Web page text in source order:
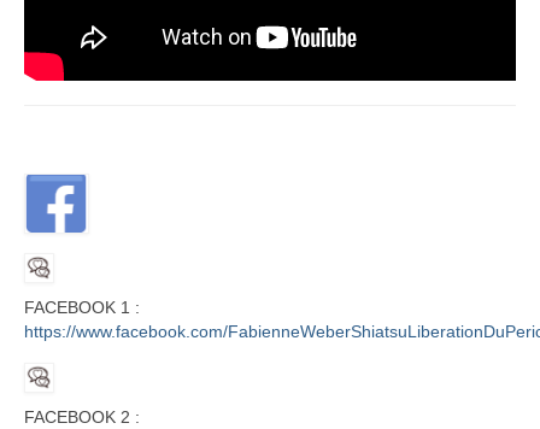
FACEBOOK 1 :
https://www.facebook.com/
FACEBOOK 2 :